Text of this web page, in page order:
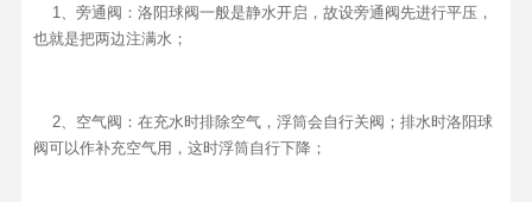
1、旁通阀：洛阳球阀一般是静水开启，故设旁通阀先进行平压，
也就是把两边注满水；
2、空气阀：在充水时排除空气，浮筒会自行关阀；排水时洛阳球
阀可以作补充空气用，这时浮筒自行下降；